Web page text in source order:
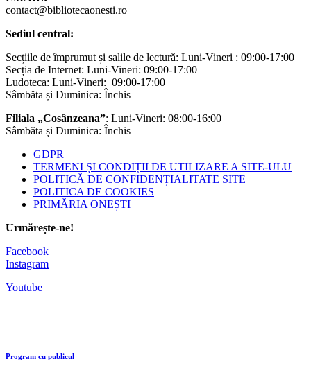
contact@bibliotecaonesti.ro
Sediul central:
Secțiile de împrumut și salile de lectură: Luni-Vineri : 09:00-17:00
Secția de Internet: Luni-Vineri: 09:00-17:00
Ludoteca: Luni-Vineri: 09:00-17:00
Sâmbăta și Duminica: Închis
Filiala „Cosânzeana”: Luni-Vineri: 08:00-16:00
Sâmbăta și Duminica: Închis
GDPR
TERMENI ȘI CONDIȚII DE UTILIZARE A SITE-ULU
POLITICĂ DE CONFIDENȚIALITATE SITE
POLITICA DE COOKIES
PRIMĂRIA ONEȘTI
Urmărește-ne!
Facebook
Instagram
Youtube
Program cu publicul